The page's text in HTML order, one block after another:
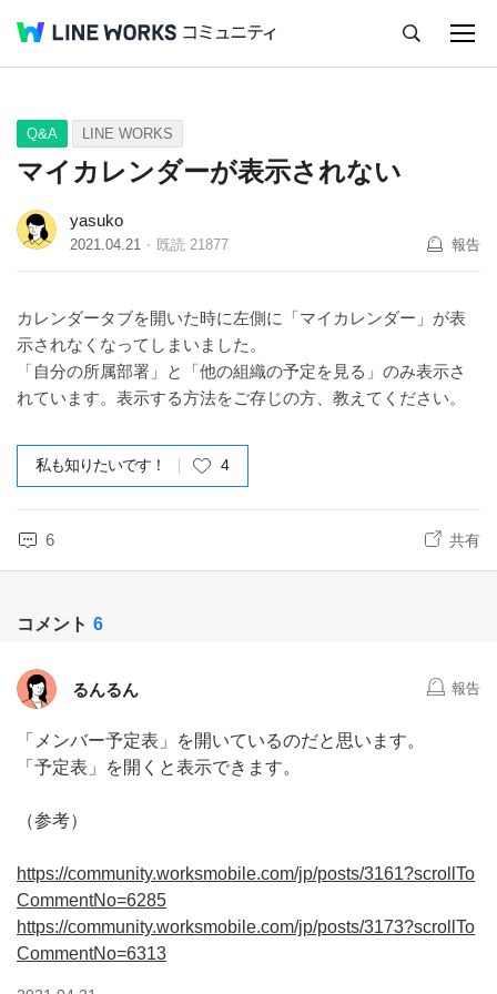
Q&A Tips Ideas
Q&A LINE WORKS
マイカレンダーが表示されない
yasuko
2021.04.21 既読 21877 報告
カレンダータブを開いた時に左側に「マイカレンダー」が表
示されなくなってしまいました。
「自分の所属部署」と「他の組織の予定を見る」のみ表示さ
れています。表示する方法をご存じの方、教えてください。
私も知りたいです！ 4
6 共有
コメント 6
るんるん 報告
「メンバー予定表」を開いているのだと思います。
「予定表」を開くと表示できます。
（参考）
https://community.worksmobile.com/jp/posts/3161?scrollTo
CommentNo=6285
https://community.worksmobile.com/jp/posts/3173?scrollTo
CommentNo=6313